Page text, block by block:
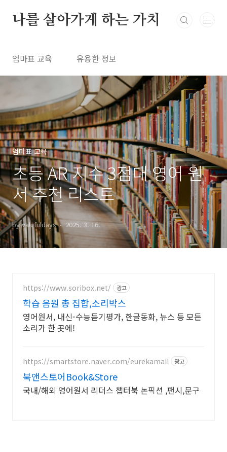
나를 살아가게 하는 가치
엄마표 교육 유용한 정보
엄마표 교육
초등 AR 지수 3점대 영어 원
서 추천 리스트
by valufuldays 2025. 3. 16.
https://www.soribox.net/ 광고
학습 음원 총 집합,소리박스
영어원서, 내신-수능듣기평가, 한글동화, 뉴스 등 모든
소리가 한 곳에!
https://smartstore.naver.com/eurekamall 광고
북앤스토어Book&Store
국내/해외 영어원서 리더스 챕터북 논픽션 ,팬시,문구